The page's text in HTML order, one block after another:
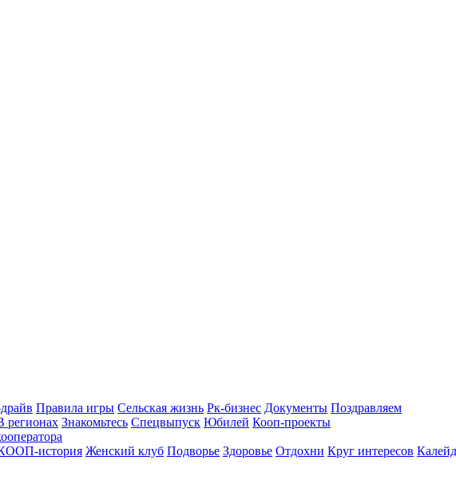
Правила игры Сельская жизнь Рк-бизнес Документы Поздравляем
регионах Знакомьтесь Спецвыпуск Юбилей Кооп-проекты
история Женский клуб Подворье Здоровье Отдохни Круг интересов